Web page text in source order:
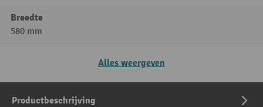
Breedte
580 mm
Alles weergeven
Productbeschrijving